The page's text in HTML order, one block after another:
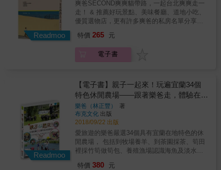
又活回來了！ 這個過程很奇幻，改寫了我對世
事變化想像的動線。 ✽去遠方走路，很美好，
充滿了好奇與新鮮； 在家鄉走路，更愜意，隨
興推開門走起來，港、山、海、好咖啡、好食
的，而我也終於和我生活的城市熟悉親密了。
&
農場、螃蟹冒泡、黃金河道、動物牧場&hellip;
轉換場景放電去。
主題旅遊＋吃喝玩樂地圖 收錄20篇深入台北生
活的主題特輯
台味食譜、音樂電影、藝術文學、社會運動、
WebApp，方便使用與資訊更新
畫與手繪地圖
好看也好用的台北散步路線地圖12張＋超過100
幅特色景點小插圖 全台北精美地圖＋裸背線裝
書設計
附贈台北市全區地圖，快速掌握重點旅遊區
域，方便攜帶，一目瞭然！ 『 最 用 心 的 台
剔指南》是由一群在台灣創意產業工作的夥伴
Readmoo
爽爸SECOND爽爽貓帶路，一起台北爽爽走一
走！ & 推薦好玩景點、美味餐廳、道地小吃、
優質選物店，更有許多爽爸的私房名單分享！
行#幸福感美食#大人風#IG打卡熱點#爽爸真心
色！彷彿是一台美食伺服器，珍藏許多私房美
食資料夾，日積月累蒐集著台北有哪些美味小
吃、哪間甜點很厲害、哪裡的滷肉飯美味的讓
他吃得很感動、哪裡又有新開的咖啡館、哪裡
適合跟朋友相約午茶等各種吃喝玩樂情報；他
行，悠閒地逛展覽、訪文創，或選個舒服的咖
啡館拿出筆電開始工作。他用生活體驗台北的
所有美好。 & 另外爽爸還貼心地收錄心中必推
的TOP6美食、貓咪咖啡館以及台南輕旅行等內
特價 265 元
電子書
Readmoo
【電子書】親子一起來！玩遍宜蘭34個
特色休閒農場——跟著樂爸走，體驗在地
生活
樂爸（林正豐）
著
布克文化 出版
2018/09/22 出版
愛旅遊的樂爸嚴選34個具有宜蘭在地特色的休
閒農場， 包括到牧場養羊、到茶園採茶、筍田
裡採竹筍做筍包、養殖漁場認識海魚及淡水魚
&hellip;&hellip;等等。 除了陪著孩子體驗農村
特價 380 元